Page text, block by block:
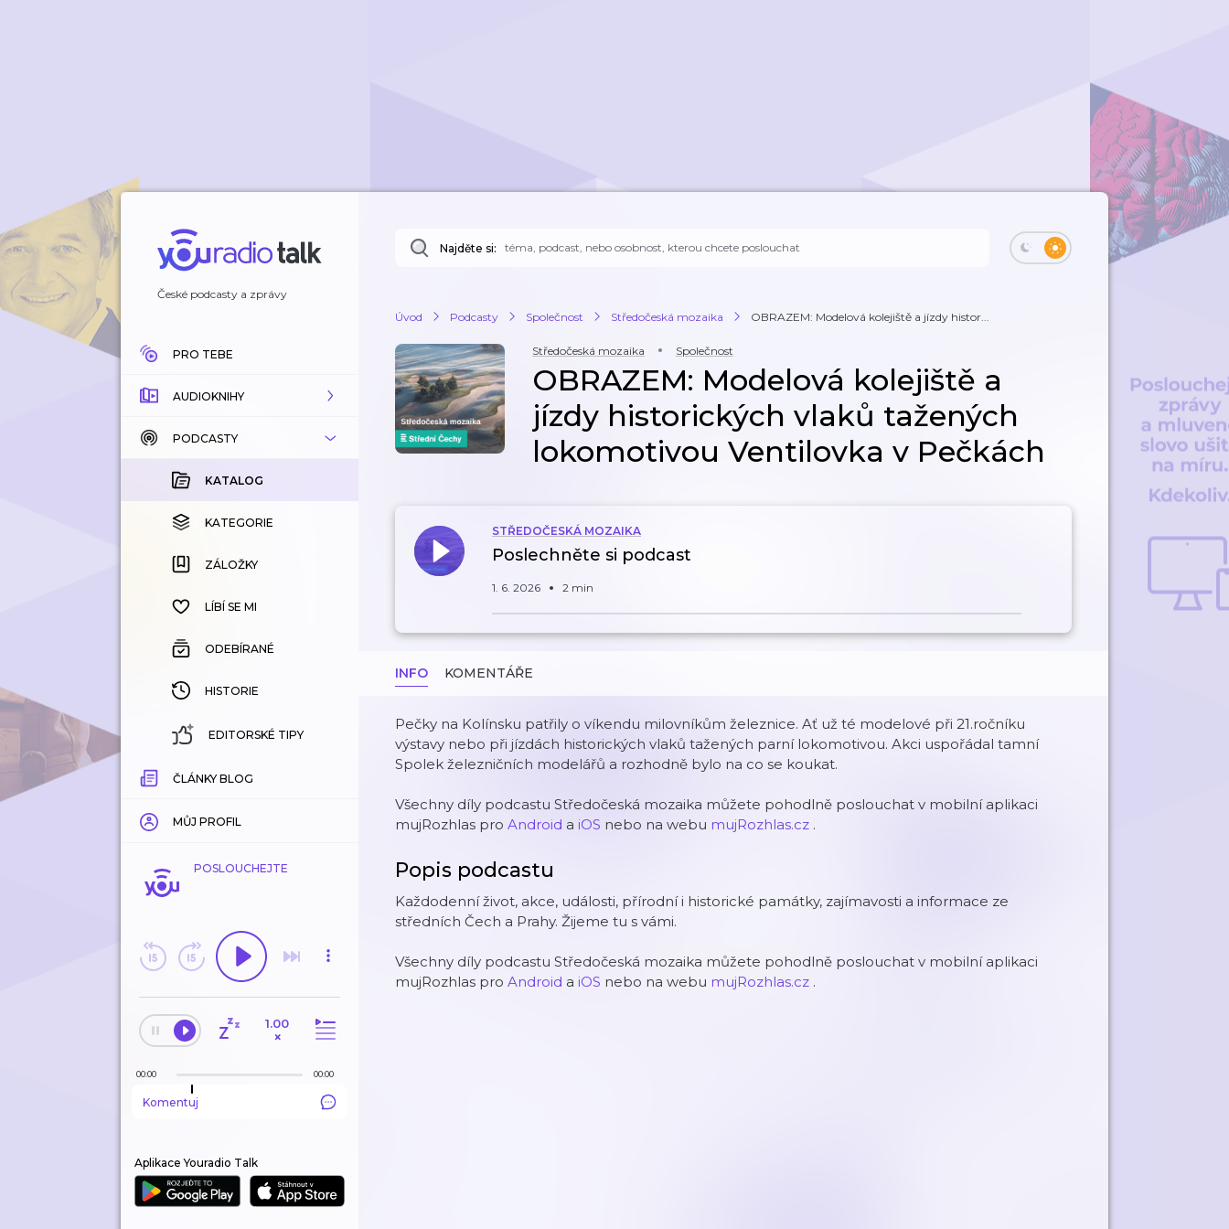
České podcasty a zprávy
PRO TEBE
AUDIOKNIHY
KATALOG
KOUPENÉ
KATEGORIE
ZÁLOŽKY
HISTORIE
PODCASTY
KATALOG
KATEGORIE
ZÁLOŽKY
LÍBÍ SE MI
ODEBÍRANÉ
HISTORIE
EDITORSKÉ TIPY
ČLÁNKY BLOG
MŮJ PROFIL
POSLOUCHEJTE
1.00
×
00:00 00:00
Komentuj
Aplikace Youradio Talk
Najděte si:
Úvod Podcasty Společnost Středočeská mozaika OBRAZEM: Modelová kolejiště a jízdy histor...
Středočeská mozaika Společnost
OBRAZEM: Modelová kolejiště a
jízdy historických vlaků tažených
lokomotivou Ventilovka v Pečkách
STŘEDOČESKÁ MOZAIKA
Poslechněte si podcast
1. 6. 2026 2 min
INFO KOMENTÁŘE
Pečky na Kolínsku patřily o víkendu milovníkům železnice. Ať už té modelové při 21.ročníku
výstavy nebo při jízdách historických vlaků tažených parní lokomotivou. Akci uspořádal tamní
Spolek železničních modelářů a rozhodně bylo na co se koukat.
Všechny díly podcastu Středočeská mozaika můžete pohodlně poslouchat v mobilní aplikaci
mujRozhlas pro Android a iOS nebo na webu mujRozhlas.cz .
Popis podcastu
Každodenní život, akce, události, přírodní i historické památky, zajímavosti a informace ze
středních Čech a Prahy. Žijeme tu s vámi.
Všechny díly podcastu Středočeská mozaika můžete pohodlně poslouchat v mobilní aplikaci
mujRozhlas pro Android a iOS nebo na webu mujRozhlas.cz .